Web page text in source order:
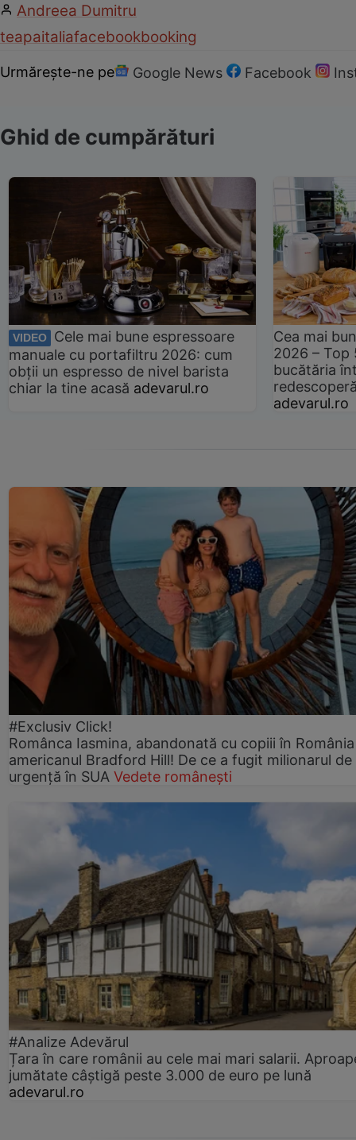
Andreea Dumitru
teapaitaliafacebookbooking
Urmărește-ne pe Google News Facebook
Ghid de cumpărături
VIDEO
Cele mai bune espressoare
manuale cu portafiltru 2026: cum
obții un espresso de nivel barista
chiar la tine acasă adevarul.ro
Cea mai
2026 –
bucătăria
adevarul.ro
#Exclusiv Click!
Românca Iasmina, abandonată cu copiii în
americanul Bradford Hill! De ce a fugit milionarul de
urgență în SUA Vedete românești
#Analize Adevărul
Țara în care românii au cele mai mari salarii.
jumătate câștigă peste 3.000 de euro pe lună
adevarul.ro